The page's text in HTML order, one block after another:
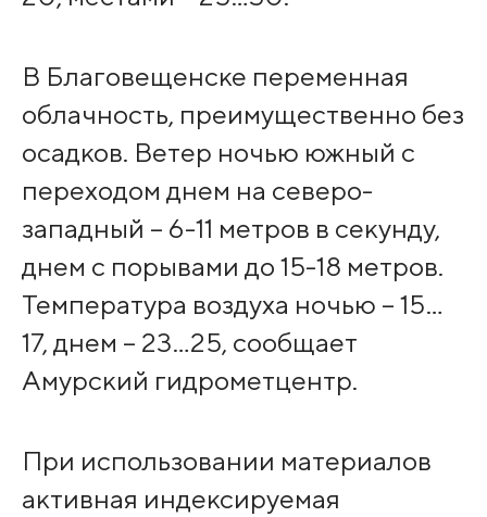
В Благовещенске переменная
облачность, преимущественно без
осадков. Ветер ночью южный с
переходом днем на северо-
западный – 6-11 метров в секунду,
днем с порывами до 15-18 метров.
Температура воздуха ночью – 15…
17, днем – 23…25, сообщает
Амурский гидрометцентр.
При использовании материалов
активная индексируемая